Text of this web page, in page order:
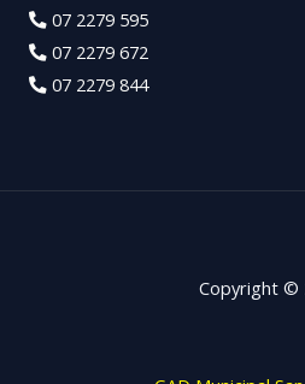
07 2279 595
07 2279 672
07 2279 844
Copyright ©